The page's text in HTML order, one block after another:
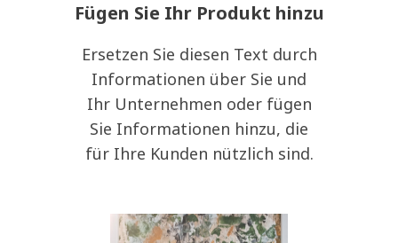
Fügen Sie Ihr Produkt hinzu
Ersetzen Sie diesen Text durch
Informationen über Sie und
Ihr Unternehmen oder fügen
Sie Informationen hinzu, die
für Ihre Kunden nützlich sind.